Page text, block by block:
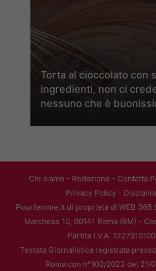
Torta al cioccolato con
ingredienti, non ci
nessuno che è
Chi siamo - Redazione - Contatta
Privacy Policy-
Pourfemme.it di proprietà di WEB 365
Marchese 10, 00141 Roma (RM) -
Partita I.V.A.
Testata Giornalistica registrata
Roma con n°102/2023 del 21/